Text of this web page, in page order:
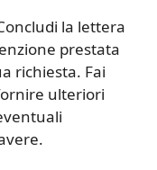
la lettera
prestata
richiesta. Fai
ulteriori